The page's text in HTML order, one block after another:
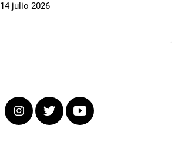
14 julio 2026
InstagramTwitterYoutube